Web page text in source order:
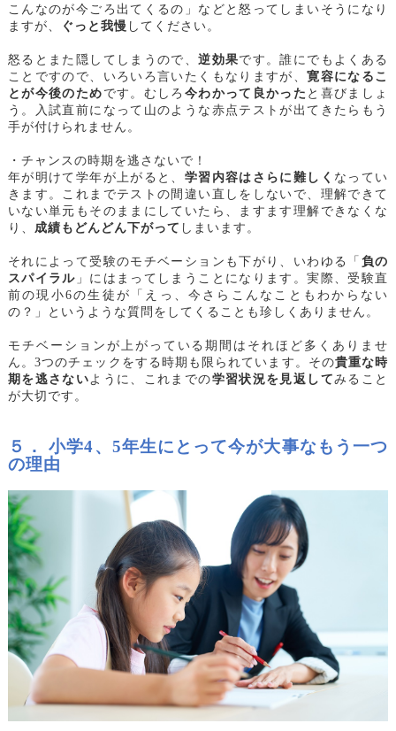
こんなのが今ごろ出てくるの」などと怒ってしまいそうになり
ますが、
ぐっと我慢 してください。
怒るとまた隠してしまうので、逆効果です。誰にでもよくある
ことですので、いろいろ言いたくもなりますが、寛容になるこ
とが今後のため です。むしろ 今わかって良かった と喜びましょ
う。入試直前になって山のような赤点テストが出てきたらもう
手が付けられません。
・チャンスの時期を逃さないで！
年が明けて学年が上がると、 学習内容はさらに難しく なってい
きます。これまでテストの間違い直しをしないで、理解できて
いない単元もそのままにしていたら、ますます理解できなくな
り、 成績もどんどん下がって しまいます。
それによって受験のモチベーションも下がり、いわゆる「 負の
スパイラル 」にはまってしまうことになります。実際、受験直
前の現小6の生徒が「えっ、今さらこんなこともわからない
の？」というような質問をしてくることも珍しくありません。
モチベーションが上がっている期間はそれほど多くありませ
ん。3つのチェックをする時期も限られています。その貴重な時
期を逃さないように、これまでの学習状況を見返してみること
が大切です。
５． 小学4、5年生にとって今が大事なもう一つ
の理由